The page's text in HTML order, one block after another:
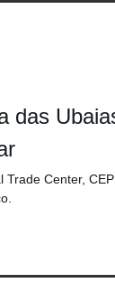
das
Trade Center,